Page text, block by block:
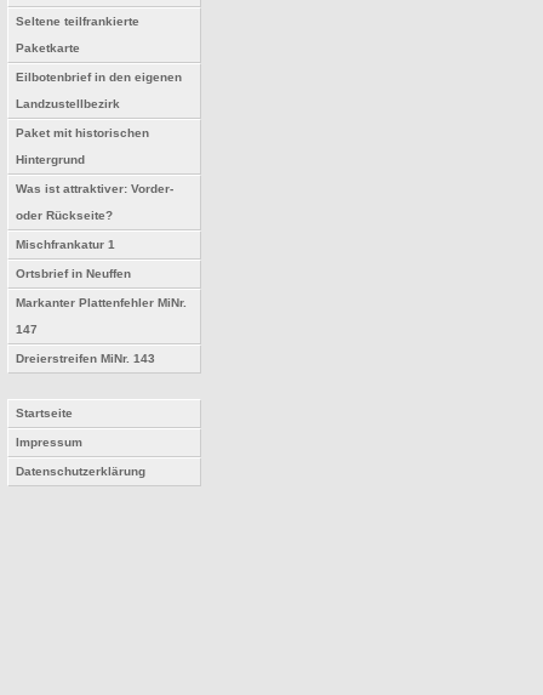
Seltene teilfrankierte
Paketkarte
Eilbotenbrief in den eigenen
Landzustellbezirk
Paket mit historischen
Hintergrund
Was ist attraktiver: Vorder-
oder Rückseite?
Mischfrankatur 1
Ortsbrief in Neuffen
Markanter Plattenfehler MiNr.
147
Dreierstreifen MiNr. 143
Startseite
Impressum
Datenschutzerklärung